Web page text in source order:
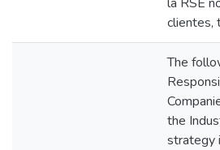
clientes,
The
the
strategy